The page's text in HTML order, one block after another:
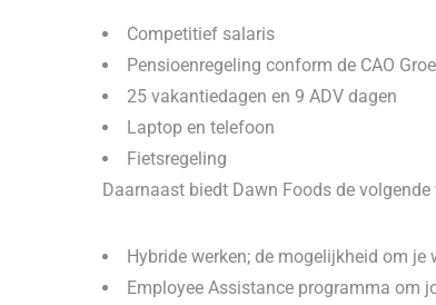
Competitief salaris
Pensioenregeling conform de CAO
25 vakantiedagen en 9 ADV dagen
Laptop en telefoon
Fietsregeling
Daarnaast biedt Dawn Foods de volgende
Hybride werken; de mogelijkheid om
Employee Assistance programma om